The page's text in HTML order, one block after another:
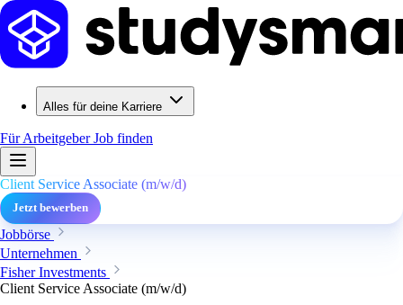
Alles für deine Karriere
Für ArbeitgeberJob finden
Client Service Associate (m/w/d)
Jetzt bewerben
Jobbörse
Unternehmen
Fisher Investments
Client Service Associate (m/w/d)